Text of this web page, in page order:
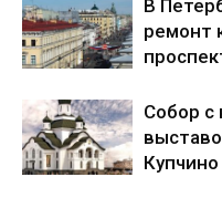
В
ремонт
Собор с
Купчино